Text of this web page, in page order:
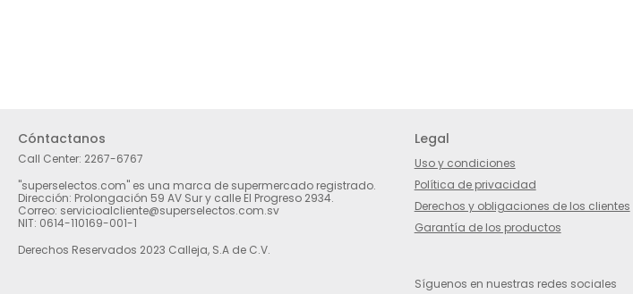
Cóntactanos
Call Center: 2267-6767
"superselectos.com" es una marca de supermercado registrado.
Dirección: Prolongación 59 AV Sur y calle El Progreso 2934.
Correo: servicioalcliente@superselectos.com.sv
NIT: 0614-110169-001-1
Derechos Reservados 2023 Calleja, S.A de C.V.
Legal
Uso y condiciones
Política de privacidad
Derechos y obligaciones de los clientes
Garantía de los productos
Síguenos en nuestras redes sociales